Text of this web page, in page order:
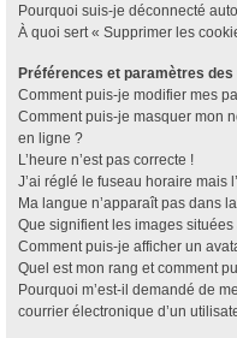
Pourquoi suis-je déconnecté
À quoi sert « Supprimer les
Préférences et paramètres
Comment puis-je modifier mes
Comment puis-je masquer mon
en ligne ?
L’heure n’est pas correcte !
J’ai réglé le fuseau horaire mais
Ma langue n’apparaît pas dans
Que signifient les images
Comment puis-je afficher un
Quel est mon rang et comment
Pourquoi m’est-il demandé de
courrier électronique d’un